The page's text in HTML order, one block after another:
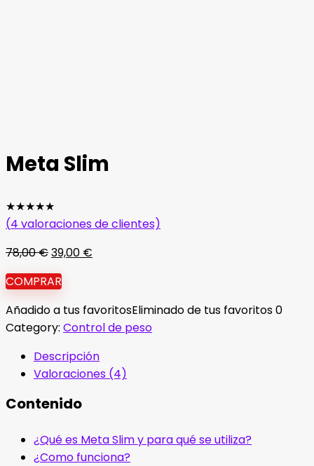
Meta Slim
★★★★★
(4 valoraciones de clientes)
78,00€El
precio
original
era:
78,00 €.
39,00 €
es:
39,00 €.
COMPRAR
Añadido a tus favoritosEliminado de tus favoritos0
Category: Control de peso
Descripción
Valoraciones (4)
Contenido
¿Qué es Meta Slim y para qué se utiliza?
¿Como funciona?